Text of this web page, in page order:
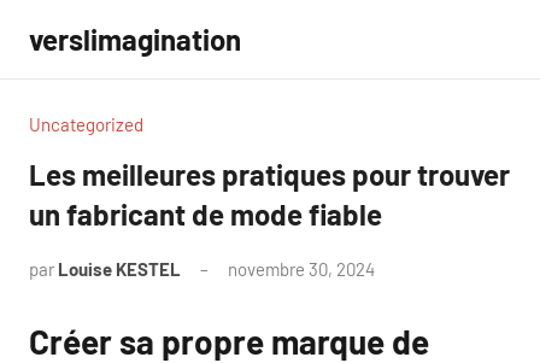
contenu
verslimagination
Uncategorized
Les meilleures pratiques pour trouver
un fabricant de mode fiable
par Louise KESTEL novembre 30, 2024
Créer sa propre marque de